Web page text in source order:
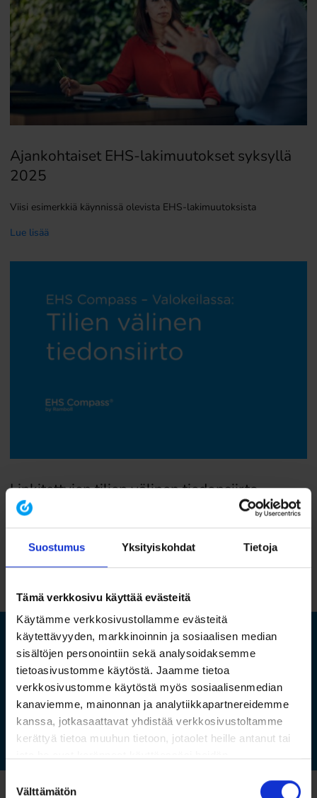
Suostumus Yksityiskohdat Tietoja
Tämä verkkosivu käyttää evästeitä
Käytämme verkkosivustollamme evästeitä
käytettävyyden, markkinoinnin ja sosiaalisen median
sisältöjen personointiin sekä analysoidaksemme
tietoasivustomme käytöstä. Jaamme tietoa
verkkosivustomme käytöstä myös sosiaalisenmedian
kanaviemme, mainonnan ja analytiikkapartnereidemme
kanssa, jotkasaattavat yhdistää verkkosivustoltamme
kerättyä tietoa muuhun tietoon, jotaolet heille antanut tai
Lue lisää
valinta
Välttämätön
Ajankohtaiset EHS-lakimuutokset syksyllä
2025
Viisi esimerkkiä käynnissä olevista EHS-lakimuutoksista
Lue lisää
Linkitettyjen tilien välinen tiedonsiirto
EHS Compass – Valokeilassa: Linkitettyjen tilien välinen
Lisää ajankohtaista EHSQ-asiaa?
Lue kaikki ajankohtaiset
Tilaa uutiskirjeemme